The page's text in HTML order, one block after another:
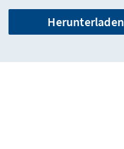
Herunterladen